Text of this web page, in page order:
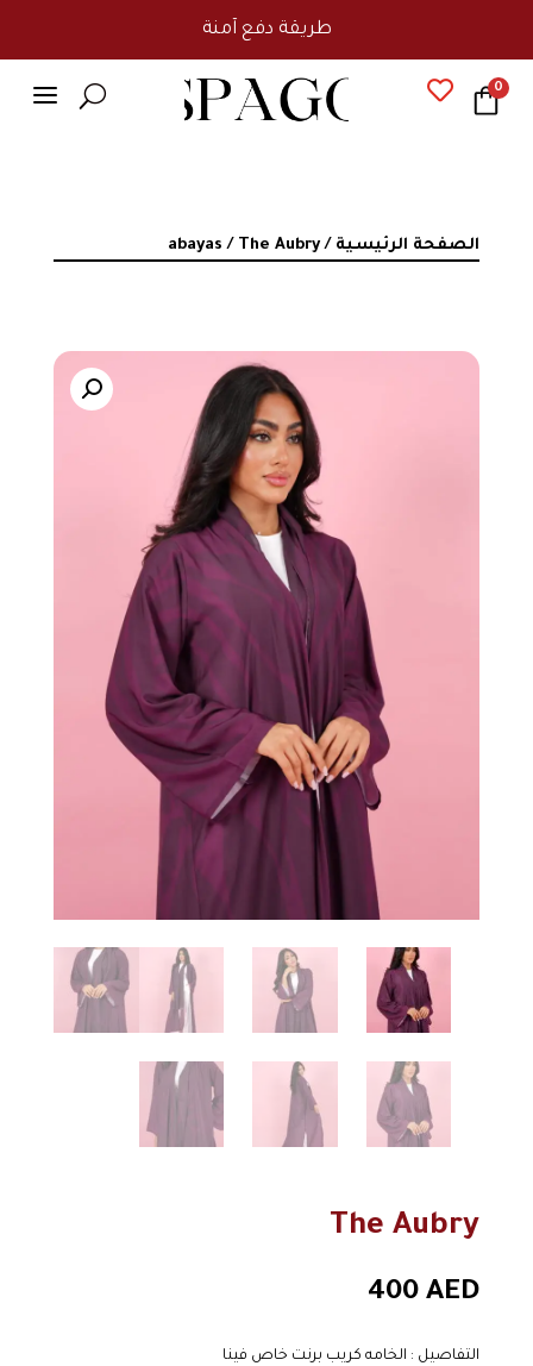
طريقة دفع آمنة
a U  0
الصفحة الرئيسية /
abayas / The Aubry
The Aubry
400AED
التفاصيل : الخامه كريب برنت خاص فينا